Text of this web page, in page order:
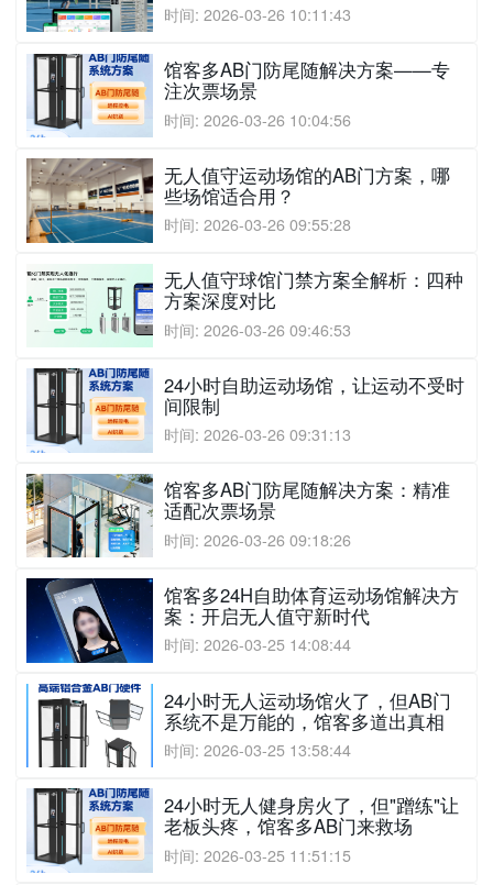
时间: 2026-03-26 10:11:43
馆客多AB门防尾随解决方案——专
注次票场景
时间: 2026-03-26 10:04:56
无人值守运动场馆的AB门方案，哪
些场馆适合用？
时间: 2026-03-26 09:55:28
无人值守球馆门禁方案全解析：四种
方案深度对比
时间: 2026-03-26 09:46:53
24小时自助运动场馆，让运动不受时
间限制
时间: 2026-03-26 09:31:13
馆客多AB门防尾随解决方案：精准
适配次票场景
时间: 2026-03-26 09:18:26
馆客多24H自助体育运动场馆解决方
案：开启无人值守新时代
时间: 2026-03-25 14:08:44
24小时无人运动场馆火了，但AB门
系统不是万能的，馆客多道出真相
时间: 2026-03-25 13:58:44
24小时无人健身房火了，但"蹭练"让
老板头疼，馆客多AB门来救场
时间: 2026-03-25 11:51:15